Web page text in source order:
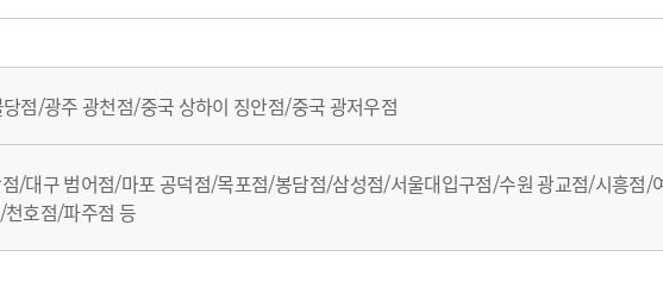
점/광주 광천점/중국 상하이 징안점/중국 광저우점
/대구 범어점/마포 공덕점/목포점/봉담점/삼성점/서울대입구점/수원 광교점/시흥점
호점/파주점 등